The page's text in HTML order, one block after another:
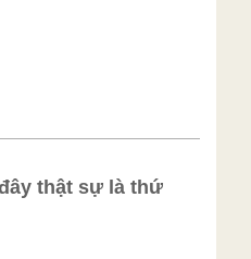
thật sự là thứ